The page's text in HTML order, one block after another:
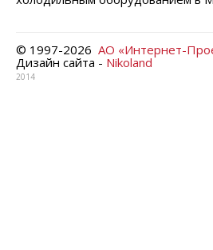
© 1997-2026 АО «Интернет-
Дизайн сайта - Nikoland
2014